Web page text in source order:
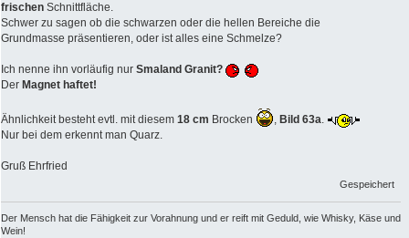
frischen Schnittfläche.
Schwer zu sagen ob die schwarzen oder die hellen Bereiche die
Grundmasse präsentieren, oder ist alles eine Schmelze?
Ich nenne ihn vorläufig nur Smaland Granit?
Der Magnet haftet!
Ähnlichkeit besteht evtl. mit diesem 18 cm Brocken , Bild 63a.
Nur bei dem erkennt man Quarz.
Gruß Ehrfried
Gespeichert
Der Mensch hat die Fähigkeit zur Vorahnung und er reift mit Geduld, wie Whisky, Käse und
Wein!